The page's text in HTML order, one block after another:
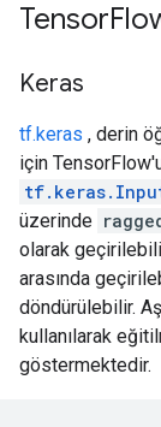
Tensor
Keras
tf.keras , derin
için
üzerinde
olarak
arasında
döndürülebilir.
kullanılarak
göstermektedir.